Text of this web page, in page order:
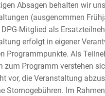
Absagen behalten wir
(ausgenommen
DPG-Mitglied als
erfolgt in eigener
Programmpunkte. Als
zum Programm verstehen
vor, die Veranstaltung
Stornogebühren. Im